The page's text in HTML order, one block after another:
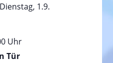
Dienstag, 1.9.
Uhr
Tür